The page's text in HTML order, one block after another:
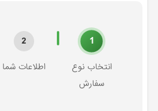
1
انتخاب نوع
سفارش
2
اطلاعات شما